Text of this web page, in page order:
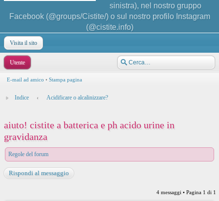
sinistra), nel nostro gruppo
Facebook (@groups/Cistite/) o sul nostro profilo Instagram
(@cistite.info)
Visita il sito
Utente
E-mail ad amico • Stampa pagina
Indice ‹ Acidificare o alcalinizzare?
aiuto! cistite a batterica e ph acido urine in
gravidanza
Regole del forum
Rispondi al messaggio
4 messaggi • Pagina 1 di 1